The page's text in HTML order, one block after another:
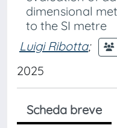
dimensional
to the SI metre
Luigi Ribotta;
2025
Scheda breve